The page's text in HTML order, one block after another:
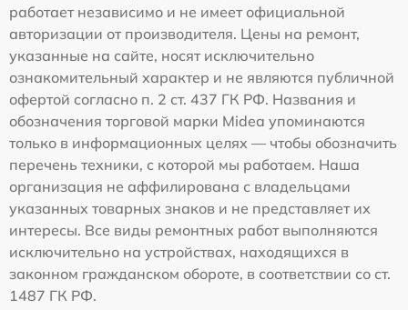
работает независимо и не имеет официальной
авторизации от производителя. Цены на ремонт,
указанные на сайте, носят исключительно
ознакомительный характер и не являются публичной
офертой согласно п. 2 ст. 437 ГК РФ. Названия и
обозначения торговой марки Midea упоминаются
только в информационных целях — чтобы обозначить
перечень техники, с которой мы работаем. Наша
организация не аффилирована с владельцами
указанных товарных знаков и не представляет их
интересы. Все виды ремонтных работ выполняются
исключительно на устройствах, находящихся в
законном гражданском обороте, в соответствии со ст.
1487 ГК РФ.